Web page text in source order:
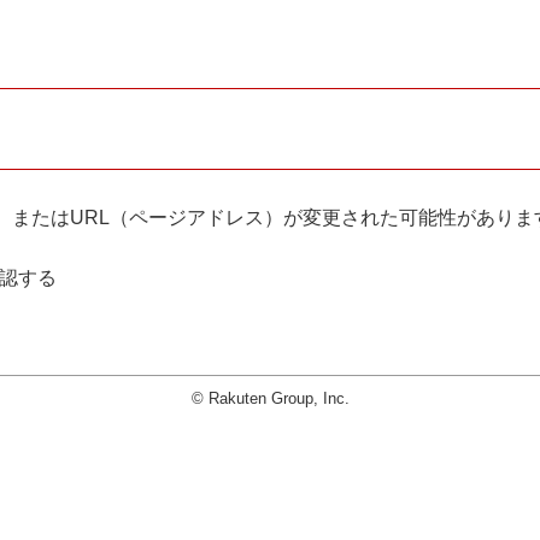
たはURL（ページアドレス）が変更された可能性がありま
する
© Rakuten Group, Inc.